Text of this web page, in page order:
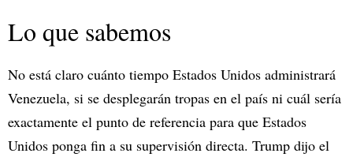
Lo que sabemos
No está claro cuánto tiempo Estados Unidos administrará
Venezuela, si se desplegarán tropas en el país ni cuál sería
exactamente el punto de referencia para que Estados
Unidos ponga fin a su supervisión directa. Trump dijo el